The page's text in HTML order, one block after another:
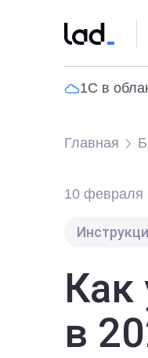
1С в
Главная
10 февраля
в